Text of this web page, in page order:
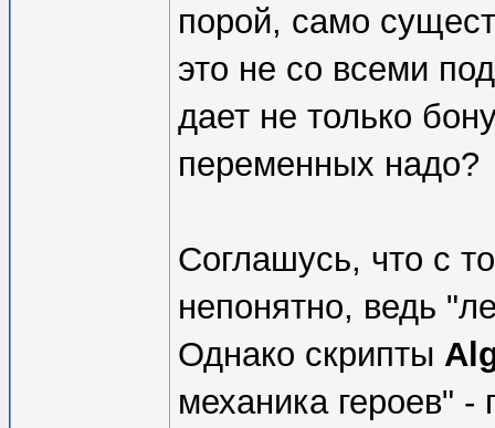
порой, само
это не со всеми
дает не только
переменных надо?
Соглашусь, что с
непонятно, ведь
Однако скрипты
механика героев" -